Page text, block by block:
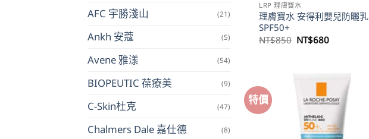
AFC 宇勝淺山 (21)
Ankh 安蔻 (5)
Avene 雅漾 (54)
BIOPEUTIC 葆療美 (9)
C-Skin杜克 (47)
Chalmers Dale 嘉仕德 (8)
LRP 理膚寶水
理膚寶水 安得利嬰兒防曬乳
SPF50+
NT$850 原
NT$680目
NT$680。
特價